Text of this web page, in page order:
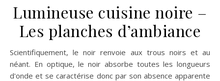
Lumineuse cuisine noire –
Les planches d’ambiance
Scientifiquement, le noir renvoie aux trous noirs et au
néant. En optique, le noir absorbe toutes les longueurs
d'onde et se caractérise donc par son absence apparente